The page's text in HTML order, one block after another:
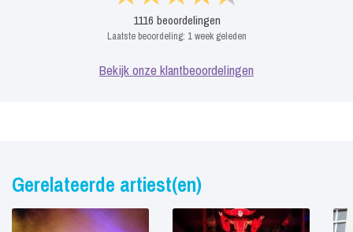
1116 beoordelingen
Laatste beoordeling: 1 week geleden
Bekijk onze klantbeoordelingen
Gerelateerde artiest(en)